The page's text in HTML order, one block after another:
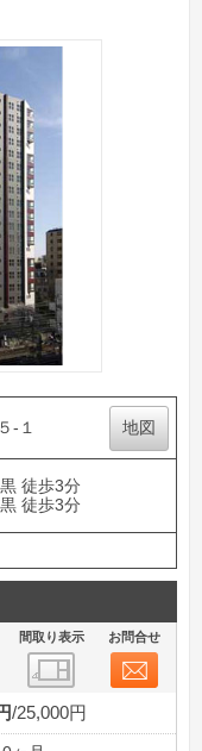
-１ 地図
徒歩3分
徒歩3分
間取り表示 お問合せ
25,000円